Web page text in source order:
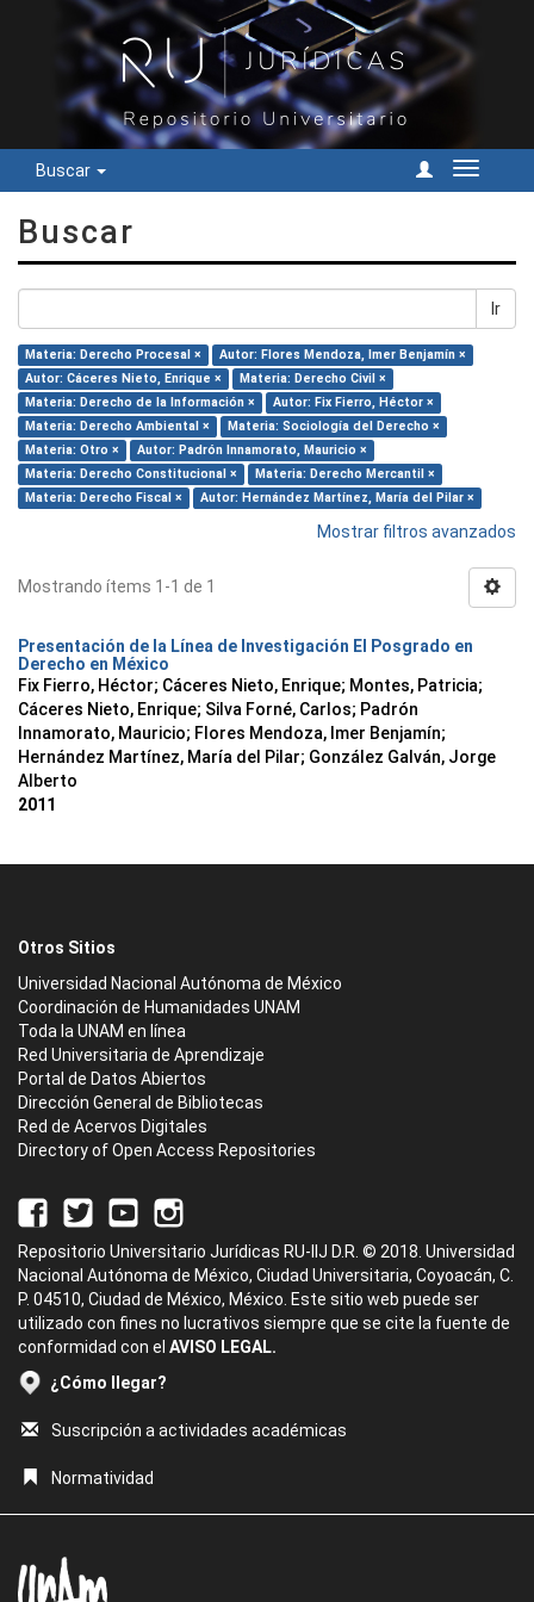
Buscar
Cambiar
Buscar
Ir
Materia: Derecho Procesal ×
Autor: Flores Mendoza, Imer Benjamín ×
Autor: Cáceres Nieto, Enrique ×
Materia: Derecho Civil ×
Materia: Derecho de la Información ×
Autor: Fix Fierro, Héctor ×
Materia: Derecho Ambiental ×
Materia: Sociología del Derecho ×
Materia: Otro ×
Autor: Padrón Innamorato, Mauricio ×
Materia: Derecho Constitucional ×
Materia: Derecho Mercantil ×
Materia: Derecho Fiscal ×
Autor: Hernández Martínez, María del Pilar ×
Mostrar filtros avanzados
Mostrando ítems 1-1 de 1
Presentación de la Línea de Investigación El Posgrado en
Derecho en México
Fix Fierro, Héctor; Cáceres Nieto, Enrique; Montes, Patricia;
Cáceres Nieto, Enrique; Silva Forné, Carlos; Padrón
Innamorato, Mauricio; Flores Mendoza, Imer Benjamín;
Hernández Martínez, María del Pilar; González Galván, Jorge
Alberto
2011
Otros Sitios
Universidad Nacional Autónoma de México
Coordinación de Humanidades UNAM
Toda la UNAM en línea
Red Universitaria de Aprendizaje
Portal de Datos Abiertos
Dirección General de Bibliotecas
Red de Acervos Digitales
Directory of Open Access Repositories
Repositorio Universitario Jurídicas RU-IIJ D.R. © 2018. Universidad
Nacional Autónoma de México, Ciudad Universitaria, Coyoacán, C.
P. 04510, Ciudad de México, México. Este sitio web puede ser
utilizado con fines no lucrativos siempre que se cite la fuente de
conformidad con el AVISO LEGAL.
¿Cómo llegar?
Suscripción a actividades académicas
Normatividad